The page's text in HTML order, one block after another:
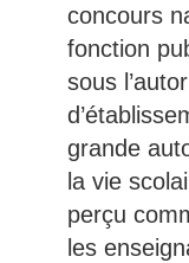
concours
fonction
sous
grande
la vie
perçu
les